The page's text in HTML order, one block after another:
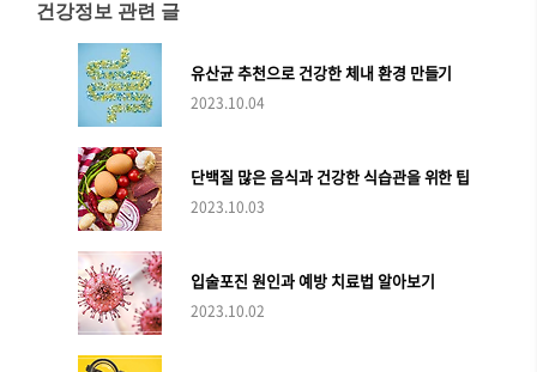
건강정보 관련 글
유산균 추천으로 건강한 체내 환경 만들기
2023.10.04
단백질 많은 음식과 건강한 식습관을 위한 팁
2023.10.03
입술포진 원인과 예방 치료법 알아보기
2023.10.02